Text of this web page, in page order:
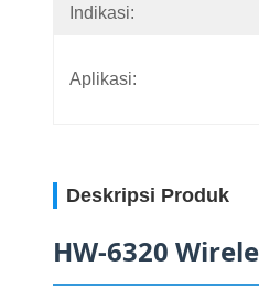
Indikasi:
Aplikasi:
Deskripsi Produk
HW-6320